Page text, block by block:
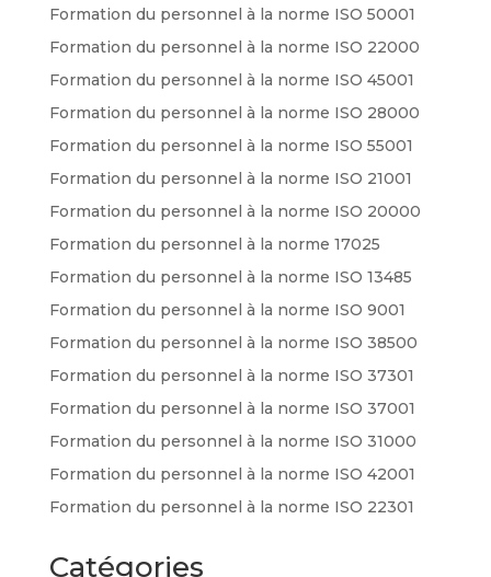
Formation du personnel à la norme ISO 50001
Formation du personnel à la norme ISO 22000
Formation du personnel à la norme ISO 45001
Formation du personnel à la norme ISO 28000
Formation du personnel à la norme ISO 55001
Formation du personnel à la norme ISO 21001
Formation du personnel à la norme ISO 20000
Formation du personnel à la norme 17025
Formation du personnel à la norme ISO 13485
Formation du personnel à la norme ISO 9001
Formation du personnel à la norme ISO 38500
Formation du personnel à la norme ISO 37301
Formation du personnel à la norme ISO 37001
Formation du personnel à la norme ISO 31000
Formation du personnel à la norme ISO 42001
Formation du personnel à la norme ISO 22301
Catégories